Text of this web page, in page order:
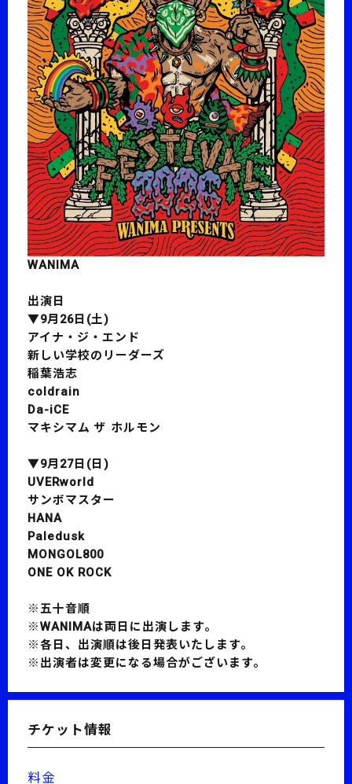
WANIMA
出演日
▼9月26日(土)
アイナ・ジ・エンド
新しい学校のリーダーズ
稲葉浩志
coldrain
Da-iCE
マキシマム ザ ホルモン
▼9月27日(日)
UVERworld
サンボマスター
HANA
Paledusk
MONGOL800
ONE OK ROCK
※五十音順
※WANIMAは両日に出演します。
※各日、出演順は後日発表いたします。
※出演者は変更になる場合がございます。
チケット情報
料金